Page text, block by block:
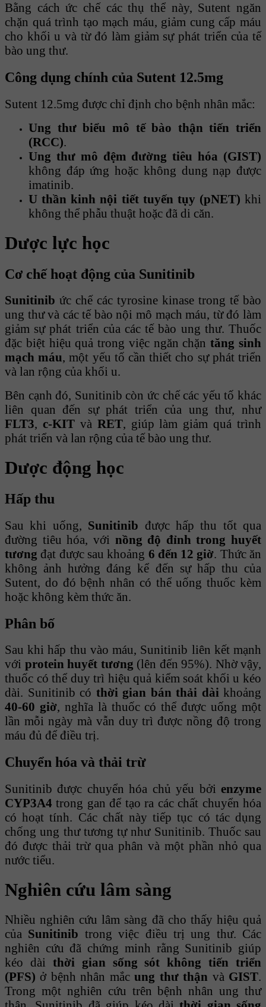
Bằng cách ức chế các thụ thể này, Sutent ngăn
chặn quá trình tạo mạch máu, giảm cung cấp máu
cho khối u và từ đó làm giảm sự phát triển của tế
bào ung thư.
Công dụng chính của Sutent 12.5mg
Sutent 12.5mg được chỉ định cho bệnh nhân mắc:
Ung thư biểu mô tế bào thận tiến triển
(RCC).
Ung thư mô đệm đường tiêu hóa (GIST)
không đáp ứng hoặc không dung nạp được
imatinib.
U thần kinh nội tiết tuyến tụy (pNET) khi
không thể phẫu thuật hoặc đã di căn.
Dược lực học
Cơ chế hoạt động của Sunitinib
Sunitinib ức chế các tyrosine kinase trong tế bào
ung thư và các tế bào nội mô mạch máu, từ đó làm
giảm sự phát triển của các tế bào ung thư. Thuốc
đặc biệt hiệu quả trong việc ngăn chặntăng sinh
mạch máu, một yếu tố cần thiết cho sự phát triển
và lan rộng của khối u.
Bên cạnh đó, Sunitinib còn ức chế các yếu tố khác
liên quan đến sự phát triển của ung thư, như
FLT3, c-KITvà RET, giúp làm giảm quá trình
phát triển và lan rộng của tế bào ung thư.
Dược động học
Hấp thu
Sau khi uống, Sunitinib được hấp thu tốt qua
đường tiêu hóa, với nồng độ đỉnh trong huyết
tương đạt được sau khoảng 6 đến 12 giờ. Thức ăn
không ảnh hưởng đáng kể đến sự hấp thu của
Sutent, do đó bệnh nhân có thể uống thuốc kèm
hoặc không kèm thức ăn.
Phân bố
Sau khi hấp thu vào máu, Sunitinib liên kết mạnh
với protein huyết tương (lên đến 95%). Nhờ vậy,
thuốc có thể duy trì hiệu quả kiểm soát khối u kéo
dài. Sunitinib có thời gian bán thải dài khoảng
40-60 giờ, nghĩa là thuốc có thể được uống một
lần mỗi ngày mà vẫn duy trì được nồng độ trong
máu đủ để điều trị.
Chuyển hóa và thải trừ
Sunitinib được chuyển hóa chủ yếu bởi enzyme
CYP3A4 trong gan để tạo ra các chất chuyển hóa
có hoạt tính. Các chất này tiếp tục có tác dụng
chống ung thư tương tự như Sunitinib. Thuốc sau
đó được thải trừ qua phân và một phần nhỏ qua
nước tiểu.
Nghiên cứu lâm sàng
Nhiều nghiên cứu lâm sàng đã cho thấy hiệu quả
của Sunitinib trong việc điều trị ung thư. Các
nghiên cứu đã chứng minh rằng Sunitinib giúp
kéo dài thời gian sống sót không tiến triển
(PFS) ở bệnh nhân mắcung thư thận và GIST.
Trong một nghiên cứu trên bệnh nhân ung thư